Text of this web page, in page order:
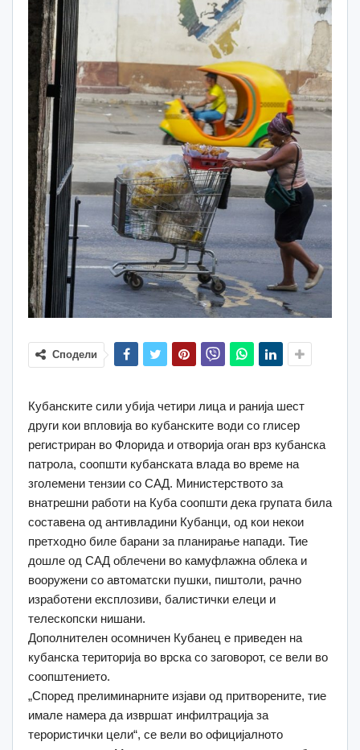
Сподели
Кубанските сили убија четири лица и ранија шест
други кои впловија во кубанските води со глисер
регистриран во Флорида и отворија оган врз кубанска
патрола, соопшти кубанската влада во време на
зголемени тензии со САД. Министерството за
внатрешни работи на Куба соопшти дека групата била
составена од антивладини Кубанци, од кои некои
претходно биле барани за планирање напади. Тие
дошле од САД облечени во камуфлажна облека и
вооружени со автоматски пушки, пиштоли, рачно
изработени експлозиви, балистички елеци и
телескопски нишани.
Дополнителен осомничен Кубанец е приведен на
кубанска територија во врска со заговорот, се вели во
соопштението.
„Според прелиминарните изјави од притворените, тие
имале намера да извршат инфилтрација за
терористички цели“, се вели во официјалното